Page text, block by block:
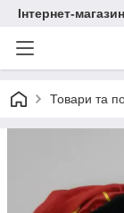
Інтернет-
Товари та